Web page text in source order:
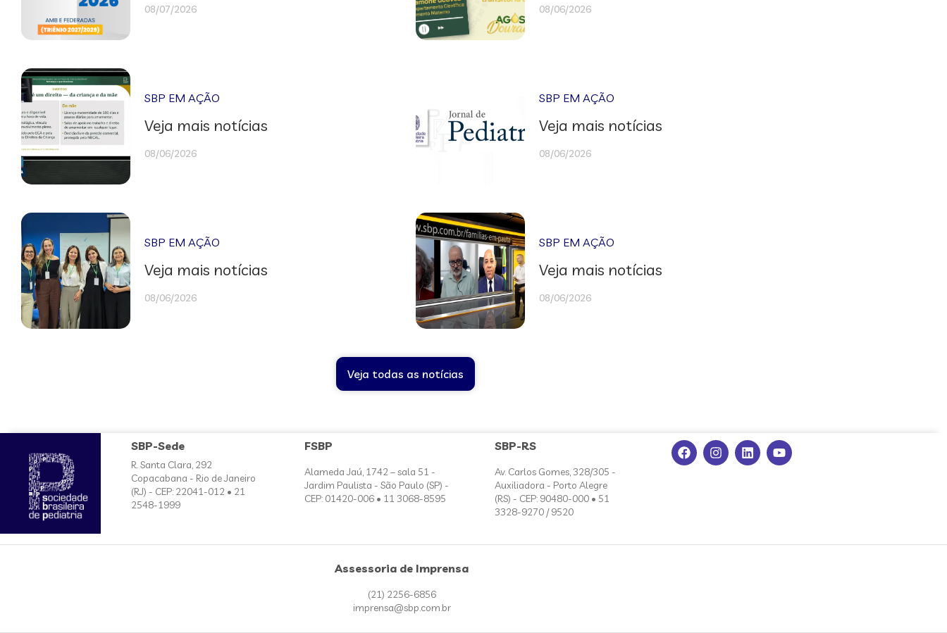
08/07/2026 08/06/2026
SBP EM AÇÃO
Veja mais notícias
08/06/2026
SBP EM AÇÃO
Veja mais notícias
08/06/2026
SBP EM AÇÃO
Veja mais notícias
08/06/2026
SBP EM AÇÃO
Veja mais notícias
08/06/2026
Veja todas as notícias
SBP-Sede
R. Santa Clara, 292
Copacabana - Rio de Janeiro
(RJ) - CEP: 22041-012 • 21
2548-1999
FSBP
Alameda Jaú, 1742 – sala 51 -
Jardim Paulista - São Paulo (SP) -
CEP: 01420-006 • 11 3068-8595
SBP-RS
Av. Carlos Gomes, 328/305 -
Auxiliadora - Porto Alegre
(RS) - CEP: 90480-000 • 51
3328-9270 / 9520
Assessoria de Imprensa
(21) 2256-6856
imprensa@sbp.com.br